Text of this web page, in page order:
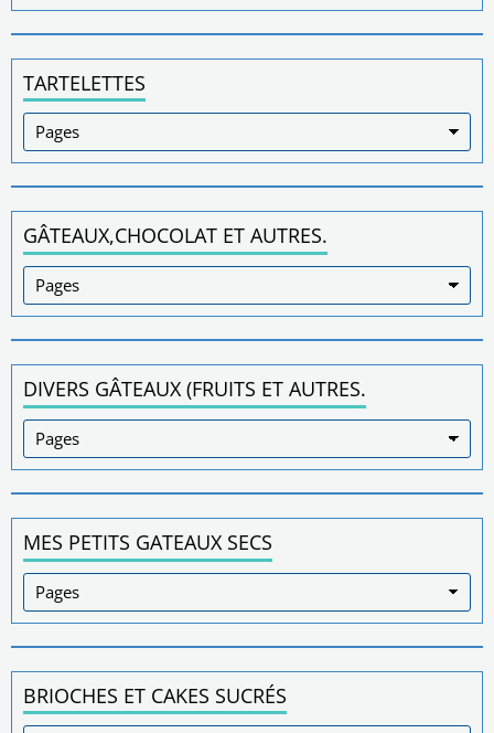
TARTELETTES
GÂTEAUX,CHOCOLAT ET AUTRES.
DIVERS GÂTEAUX (FRUITS ET AUTRES.
MES PETITS GATEAUX SECS
BRIOCHES ET CAKES SUCRÉS